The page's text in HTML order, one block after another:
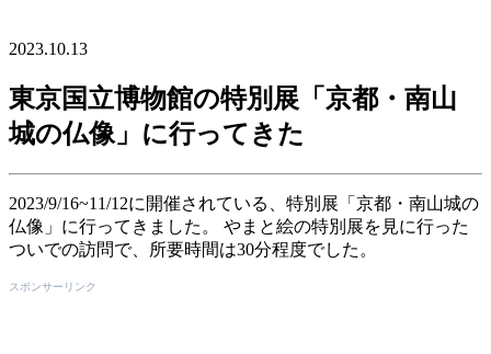
2023.10.13
東京国立博物館の特別展「京都・南山
城の仏像」に行ってきた
2023/9/16~11/12に開催されている、特別展「京都・南山城の
仏像」に行ってきました。 やまと絵の特別展を見に行った
ついでの訪問で、所要時間は30分程度でした。
スポンサーリンク